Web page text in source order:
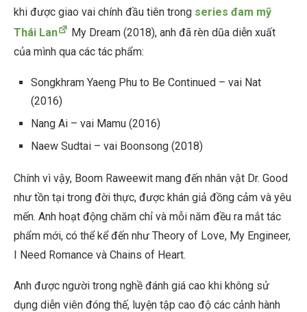
khi được giao vai chính đầu tiên trong series đam mỹ
Thái Lan
My Dream (2018), anh đã rèn dũa diễn xuất
của mình qua các tác phẩm:
Songkhram Yaeng Phu to Be Continued – vai Nat
(2016)
Nang Ai – vai Mamu (2016)
Naew Sudtai – vai Boonsong (2018)
Chính vì vậy, Boom Raweewit mang đến nhân vật Dr. Good
như tồn tại trong đời thực, được khán giả đồng cảm và yêu
mến. Anh hoạt động chăm chỉ và mỗi năm đều ra mắt tác
phẩm mới, có thể kể đến như Theory of Love, My Engineer,
I Need Romance và Chains of Heart.
Anh được người trong nghề đánh giá cao khi không sử
dụng diễn viên đóng thế, luyện tập cao độ các cảnh hành